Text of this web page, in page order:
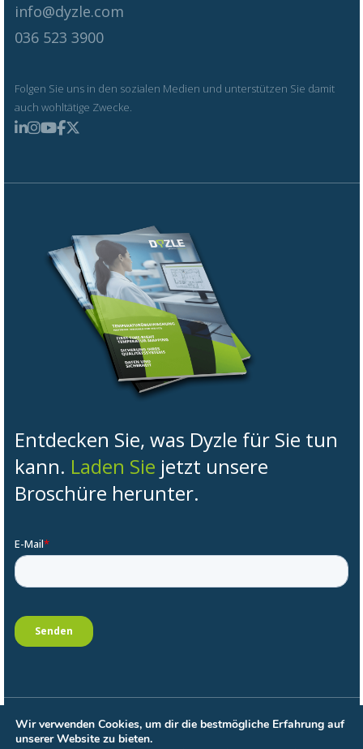
info@dyzle.com
036 523 3900
Folgen Sie uns in den sozialen Medien und unterstützen Sie damit
auch wohltätige Zwecke.
Entdecken Sie, was Dyzle für Sie tun
kann. Laden Sie jetzt unsere
Broschüre herunter.
Allgemeine Bedingungen
Wir verwenden Cookies, um dir die bestmögliche Erfahrung auf
unserer Website zu bieten.